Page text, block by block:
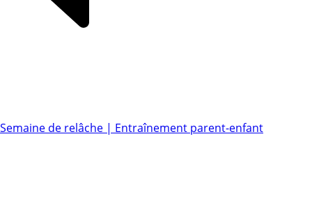
Semaine de relâche | Entraînement parent-enfant